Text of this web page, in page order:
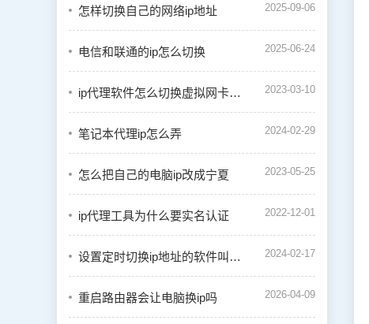
怎样切换自己的网络ip地址 2025-09-06
电信和联通的ip怎么切换 2025-06-24
ip代理软件怎么切换虚拟网卡模式 2023-03-10
笔记本代理ip怎么弄 2024-02-29
怎么把自己的电脑ip改成宁夏 2023-05-25
ip代理工具为什么要实名认证 2022-12-01
设置定时切换ip地址的软件叫什么 2024-02-17
重启路由器会让电脑换ip吗 2026-04-09